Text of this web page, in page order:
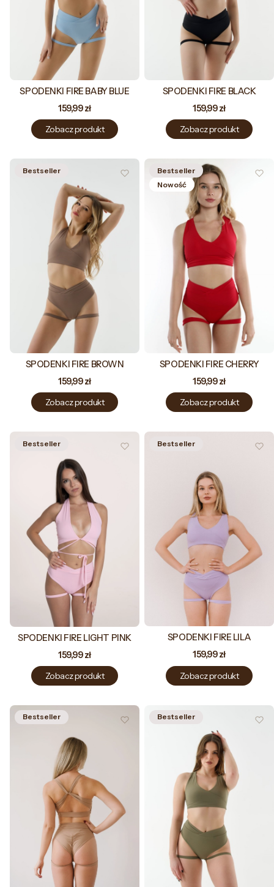
SPODENKI FIRE BABY BLUE
Cena
159,99 zł
Zobacz produkt
SPODENKI FIRE BLACK
Cena
159,99 zł
Zobacz produkt
Bestseller
SPODENKI FIRE BROWN
Cena
159,99 zł
Zobacz produkt
Bestseller
Nowość
SPODENKI FIRE CHERRY
Cena
159,99 zł
Zobacz produkt
Bestseller
SPODENKI FIRE LIGHT PINK
Cena
159,99 zł
Zobacz produkt
Bestseller
SPODENKI FIRE LILA
Cena
159,99 zł
Zobacz produkt
Bestseller Bestseller